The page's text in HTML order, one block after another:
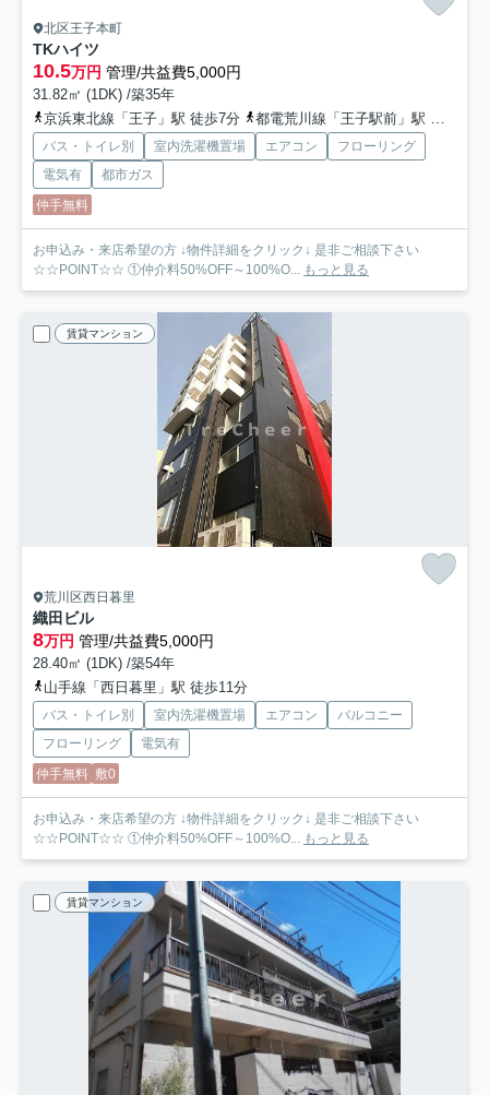
北区王子本町
TKハイツ
10.5万円 管理/共益費5,000円
31.82㎡ (1DK) /築35年
京浜東北線「王子」駅 徒歩7分
都電荒川線「王子駅前」駅 徒歩11分
バス・トイレ別 室内洗濯機置場 エアコン
フローリング
電気有
都市ガス
仲手無料
お申込み・来店希望の方 ↓物件詳細をクリック↓ 是非ご相談下さい
☆☆POINT☆☆ ①仲介料50%OFF～100%O... もっと見る
賃貸マンション
荒川区西日暮里
織田ビル
8万円 管理/共益費5,000円
28.40㎡ (1DK) /築54年
山手線「西日暮里」駅 徒歩11分
バス・トイレ別 室内洗濯機置場 エアコン
バルコニー
フローリング
電気有
仲手無料 敷0
お申込み・来店希望の方 ↓物件詳細をクリック↓ 是非ご相談下さい
☆☆POINT☆☆ ①仲介料50%OFF～100%O... もっと見る
賃貸マンション